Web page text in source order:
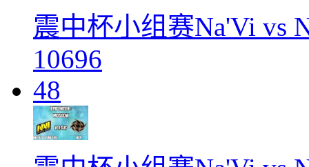
震中杯小组赛Na'Vi vs
10696
48